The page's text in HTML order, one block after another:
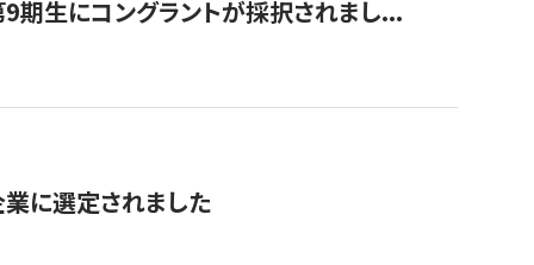
9期生にコングラントが採択されまし...
に選定されました